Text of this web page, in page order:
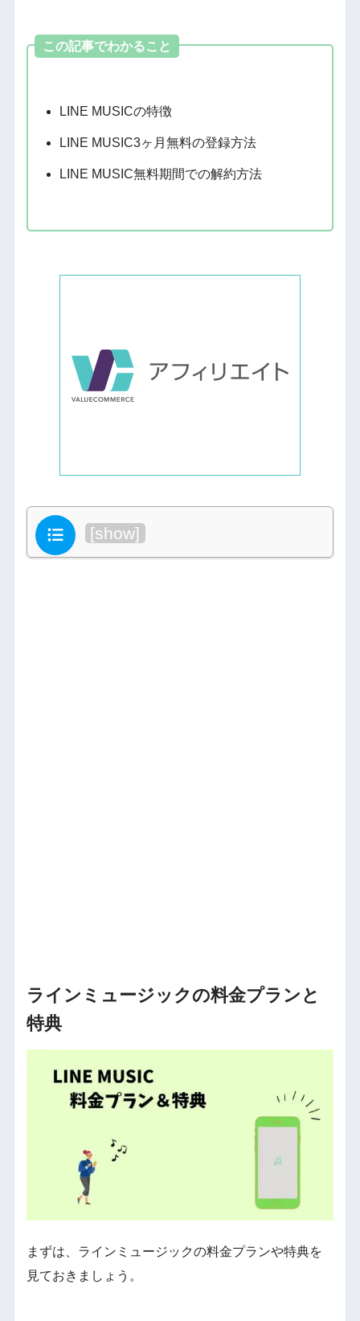
この記事でわかること
LINE MUSICの特徴
LINE MUSIC3ヶ月無料の登録方法
LINE MUSIC無料期間での解約方法
目次 [show]
ラインミュージックの料金プランと
特典
まずは、ラインミュージックの料金プランや特典を
見ておきましょう。